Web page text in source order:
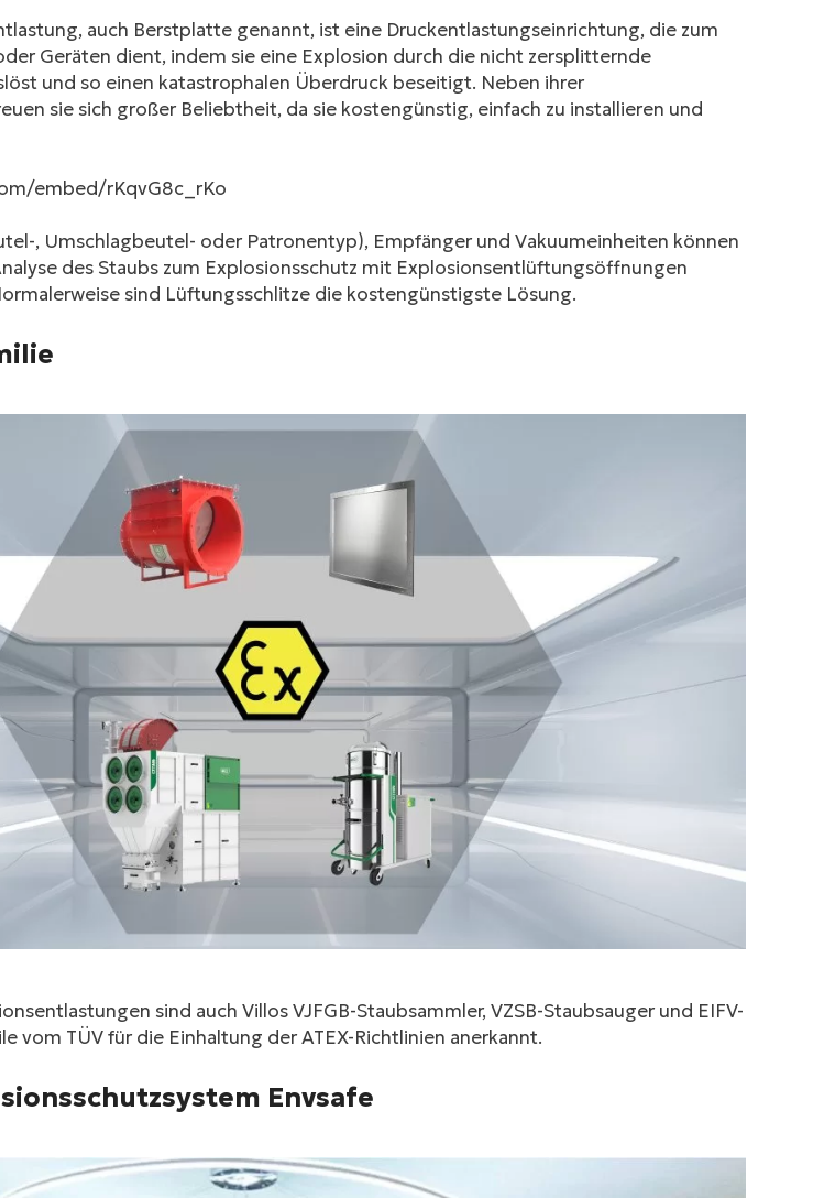
auch Berstplatte genannt, ist eine Druckentlastungseinrichtung, die zum
Geräten dient, indem sie eine Explosion durch die nicht zersplitternde
und so einen katastrophalen Überdruck beseitigt. Neben ihrer
sie sich großer Beliebtheit, da sie kostengünstig, einfach zu installieren und
embed/rKqvG8c_rKo
, Umschlagbeutel- oder Patronentyp), Empfänger und Vakuumeinheiten können
des Staubs zum Explosionsschutz mit Explosionsentlüftungsöffnungen
sind Lüftungsschlitze die kostengünstigste Lösung.
sind auch Villos VJFGB-Staubsammler, VZSB-Staubsauger und EIFV-
vom TÜV für die Einhaltung der ATEX-Richtlinien anerkannt.
Envsafe